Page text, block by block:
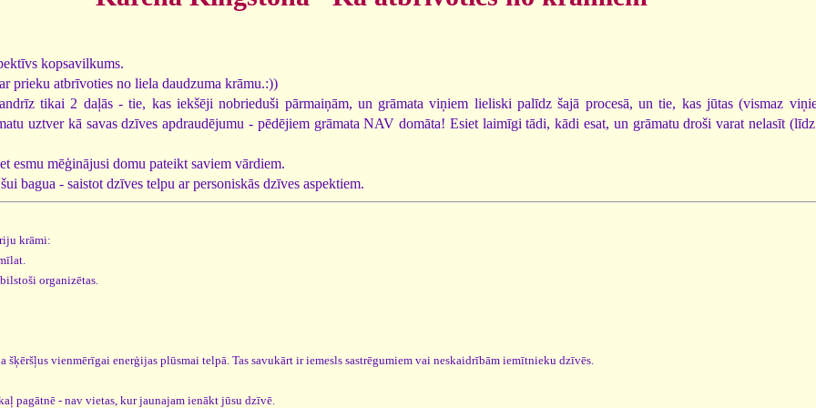
kopsavilkums.
prieku atbrīvoties no liela daudzuma krāmu.:))
tikai 2 daļās - tie, kas iekšēji nobrieduši pārmaiņām, un grāmata viņiem lieliski palīdz šajā procesā, un tie, kas jūtas (vismaz
uztver kā savas dzīves apdraudējumu - pēdējiem grāmata NAV domāta! Esiet laimīgi tādi, kādi esat, un grāmatu droši varat nelasīt
esmu mēģinājusi domu pateikt saviem vārdiem.
bagua - saistot dzīves telpu ar personiskās dzīves aspektiem.
krāmi:
organizētas.
šķēršļus vienmērīgai enerģijas plūsmai telpā. Tas savukārt ir iemesls sastrēgumiem vai neskaidrībām iemītnieku dzīvēs.
pagātnē - nav vietas, kur jaunajam ienākt jūsu dzīvē.